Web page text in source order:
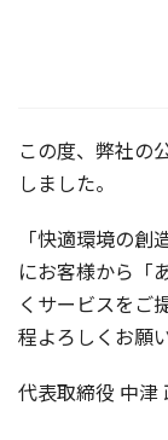
この度、弊社の
しました。
「快適環境の
にお客様から「
くサービスをご
程よろしくお願
代表取締役 中津